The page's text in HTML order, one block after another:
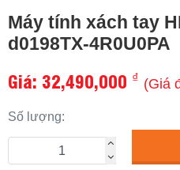
Máy tính xách tay
d0198TX-4R0U0PA
Giá: 32,490,000 ₫ (Giá
Số lượng: